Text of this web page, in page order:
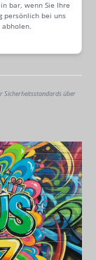
bar, wenn Sie Ihre
persönlich bei uns
abholen.
Sicherheitsstandards über